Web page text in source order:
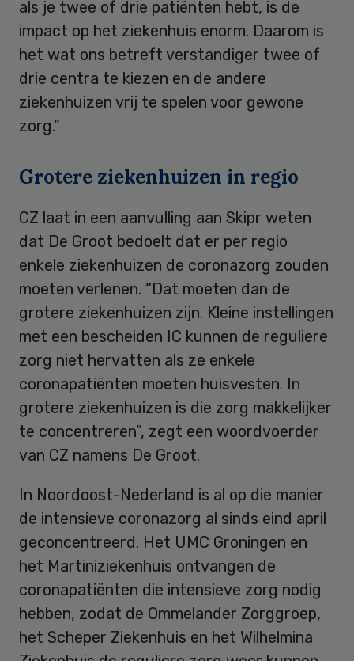
als je twee of drie patiënten hebt, is de
impact op het ziekenhuis enorm. Daarom is
het wat ons betreft verstandiger twee of
drie centra te kiezen en de andere
ziekenhuizen vrij te spelen voor gewone
zorg.”
Grotere ziekenhuizen in regio
CZ laat in een aanvulling aan Skipr weten
dat De Groot bedoelt dat er per regio
enkele ziekenhuizen de coronazorg zouden
moeten verlenen. “Dat moeten dan de
grotere ziekenhuizen zijn. Kleine instellingen
met een bescheiden IC kunnen de reguliere
zorg niet hervatten als ze enkele
coronapatiënten moeten huisvesten. In
grotere ziekenhuizen is die zorg makkelijker
te concentreren”, zegt een woordvoerder
van CZ namens De Groot.
In Noordoost-Nederland is al op die manier
de intensieve coronazorg al sinds eind april
geconcentreerd. Het UMC Groningen en
het Martiniziekenhuis ontvangen de
coronapatiënten die intensieve zorg nodig
hebben, zodat de Ommelander Zorggroep,
het Scheper Ziekenhuis en het Wilhelmina